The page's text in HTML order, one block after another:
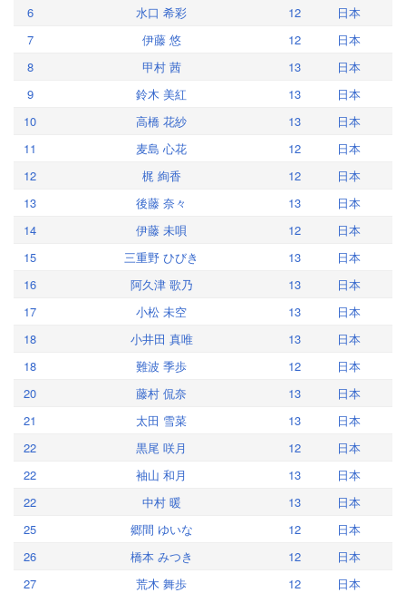
6
水口 希彩 12
日本
7
伊藤 悠 12
日本
8
甲村 茜 13
日本
9
鈴木 美紅 13
日本
10
高橋 花紗 13
日本
11
麦島 心花 12
日本
12
梶 絢香 12
日本
13
後藤 奈々 13
日本
14
伊藤 未唄 12
日本
15
三重野 ひびき 13
日本
16
阿久津 歌乃 13
日本
17
小松 未空 13
日本
18
小井田 真唯 13
日本
18
難波 季歩 12
日本
20
藤村 侃奈 13
日本
21
太田 雪菜 13
日本
22
黒尾 咲月 12
日本
22
袖山 和月 13
日本
22
中村 暖 13
日本
25
郷間 ゆいな 12
日本
26
橋本 みつき 12
日本
27
荒木 舞歩 12
日本